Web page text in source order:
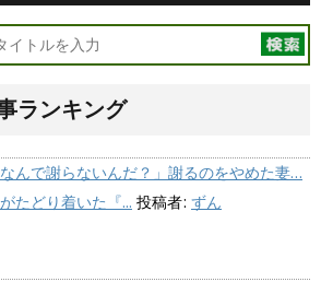
ランキング
なんで謝らないんだ？」謝るのをやめた妻…
たどり着いた『... 投稿者: ずん